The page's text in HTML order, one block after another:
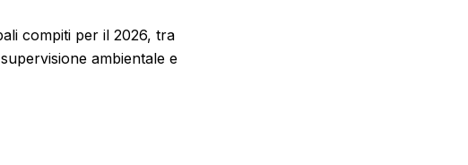
compiti per il 2026, tra
ambientale e